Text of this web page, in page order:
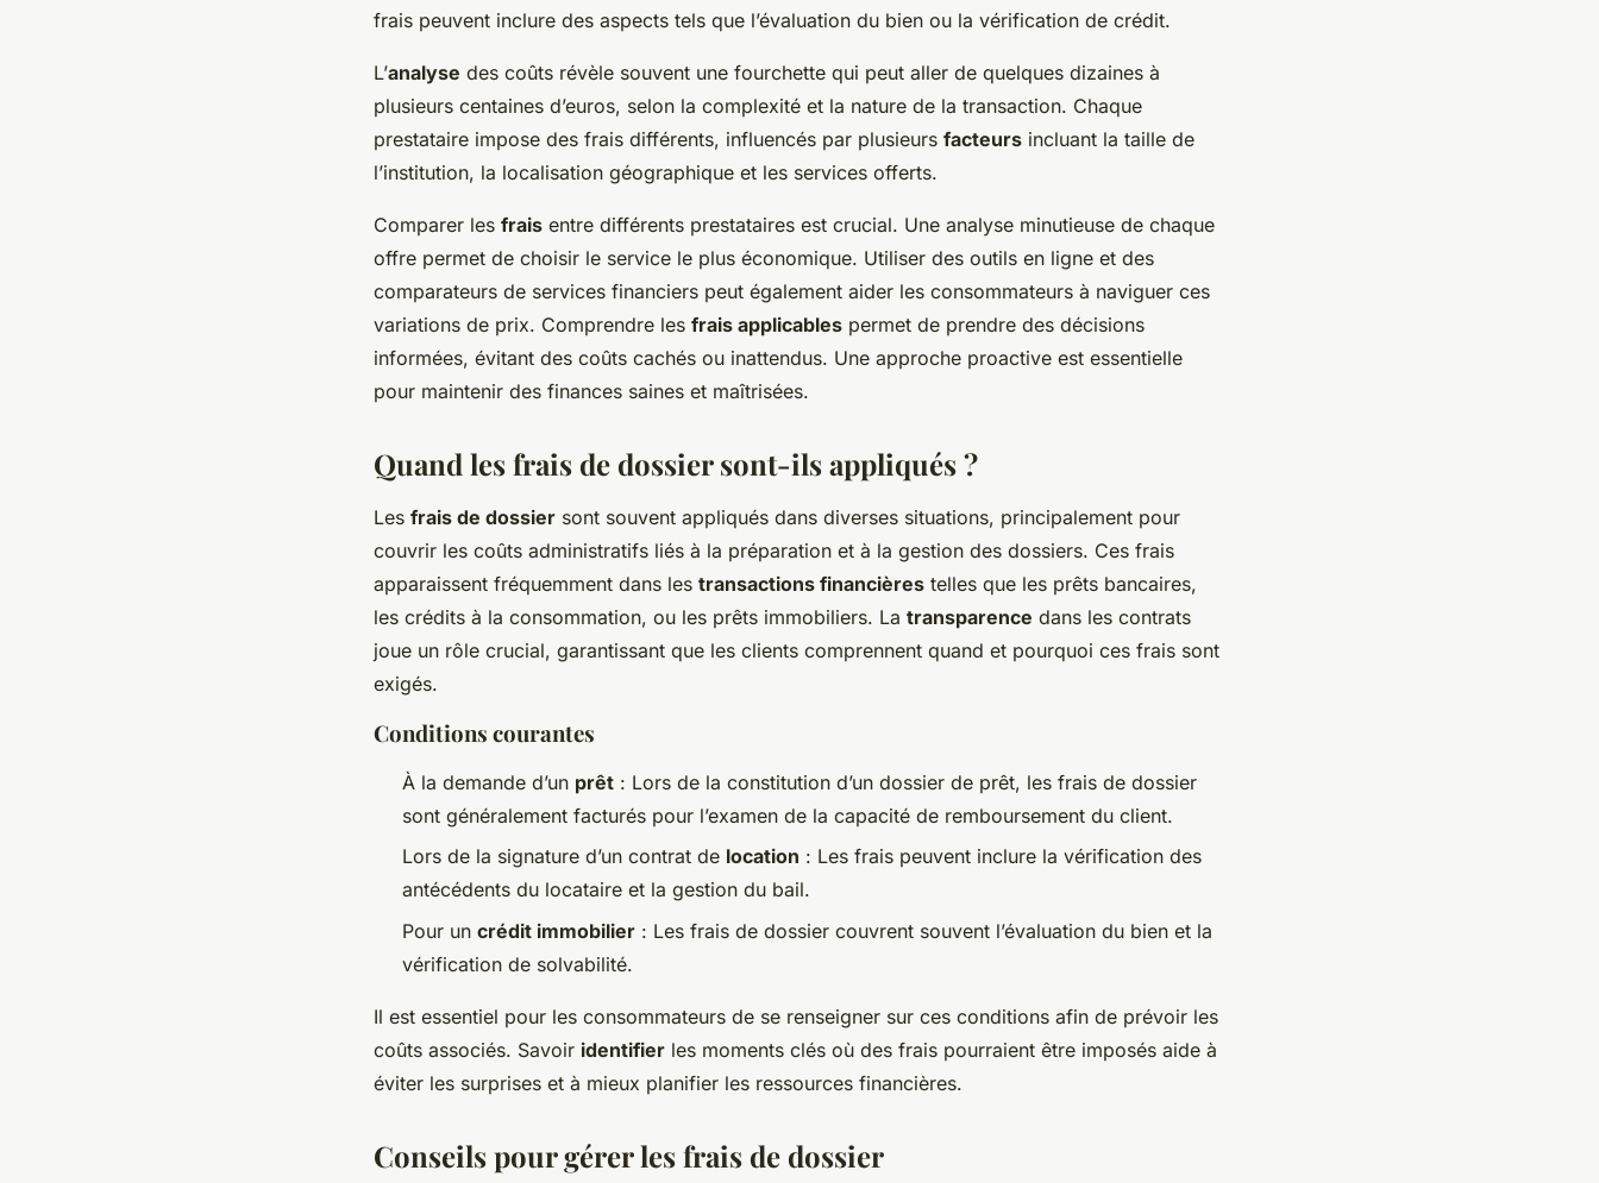
frais peuvent inclure des aspects tels que l’évaluation du bien ou la vérification de crédit.
L’analyse des coûts révèle souvent une fourchette qui peut aller de quelques dizaines à
plusieurs centaines d’euros, selon la complexité et la nature de la transaction. Chaque
prestataire impose des frais différents, influencés par plusieurs facteurs incluant la taille de
l’institution, la localisation géographique et les services offerts.
Comparer les frais entre différents prestataires est crucial. Une analyse minutieuse de chaque
offre permet de choisir le service le plus économique. Utiliser des outils en ligne et des
comparateurs de services financiers peut également aider les consommateurs à naviguer ces
variations de prix. Comprendre les frais applicables permet de prendre des décisions
informées, évitant des coûts cachés ou inattendus. Une approche proactive est essentielle
pour maintenir des finances saines et maîtrisées.
Quand les frais de dossier sont-ils appliqués ?
Les frais de dossier sont souvent appliqués dans diverses situations, principalement pour
couvrir les coûts administratifs liés à la préparation et à la gestion des dossiers. Ces frais
apparaissent fréquemment dans les transactions financières telles que les prêts bancaires,
les crédits à la consommation, ou les prêts immobiliers. La transparence dans les contrats
joue un rôle crucial, garantissant que les clients comprennent quand et pourquoi ces frais sont
exigés.
Conditions courantes
À la demande d’un prêt : Lors de la constitution d’un dossier de prêt, les frais de dossier
sont généralement facturés pour l’examen de la capacité de remboursement du client.
Lors de la signature d’un contrat de location : Les frais peuvent inclure la vérification des
antécédents du locataire et la gestion du bail.
Pour un crédit immobilier : Les frais de dossier couvrent souvent l’évaluation du bien et la
vérification de solvabilité.
Il est essentiel pour les consommateurs de se renseigner sur ces conditions afin de prévoir les
coûts associés. Savoir identifier les moments clés où des frais pourraient être imposés aide à
éviter les surprises et à mieux planifier les ressources financières.
Conseils pour gérer les frais de dossier